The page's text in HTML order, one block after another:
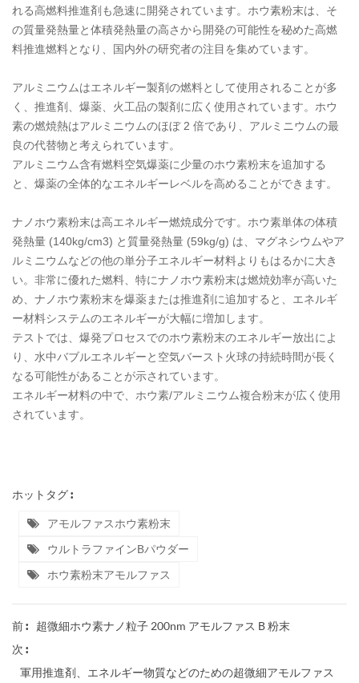
れる高燃料推進剤も急速に開発されています。ホウ素粉末は、そ
の質量発熱量と体積発熱量の高さから開発の可能性を秘めた高燃
料推進燃料となり、国内外の研究者の注目を集めています。
アルミニウムはエネルギー製剤の燃料として使用されることが多
く、推進剤、爆薬、火工品の製剤に広く使用されています。ホウ
素の燃焼熱はアルミニウムのほぼ 2 倍であり、アルミニウムの最
良の代替物と考えられています。
アルミニウム含有燃料空気爆薬に少量のホウ素粉末を追加する
と、爆薬の全体的なエネルギーレベルを高めることができます。
ナノホウ素粉末は高エネルギー燃焼成分です。ホウ素単体の体積
発熱量 (140kg/cm3) と質量発熱量 (59kg/g) は、マグネシウムやア
ルミニウムなどの他の単分子エネルギー材料よりもはるかに大き
い。非常に優れた燃料、特にナノホウ素粉末は燃焼効率が高いた
め、ナノホウ素粉末を爆薬または推進剤に追加すると、エネルギ
ー材料システムのエネルギーが大幅に増加します。
テストでは、爆発プロセスでのホウ素粉末のエネルギー放出によ
り、水中バブルエネルギーと空気バースト火球の持続時間が長く
なる可能性があることが示されています。
エネルギー材料の中で、ホウ素/アルミニウム複合粉末が広く使用
されています。
ホットタグ :
アモルファスホウ素粉末
ウルトラファインBパウダー
ホウ素粉末アモルファス
前 : 超微細ホウ素ナノ粒子 200nm アモルファス B 粉末
次 :
軍用推進剤、エネルギー物質などのための超微細アモルファス